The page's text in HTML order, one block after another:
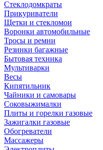
Стеклодомкраты
Прикуриватели
Щетки и стекломои
Воронки автомобильные
Тросы и ремни
Резинки багажные
Бытовая техника
Мультиварки
Весы
Кипятильник
Чайники и самовары
Соковыжималки
Плиты и горелки газовые
Зажигалки газовые
Обогреватели
Массажеры